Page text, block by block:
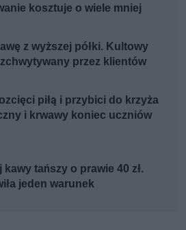
kosztuje o wiele mniej
z wyższej półki. Kultowy
przez klientów
piłą i przybici do krzyża
i krwawy koniec uczniów
tańszy o prawie 40 zł.
jeden warunek